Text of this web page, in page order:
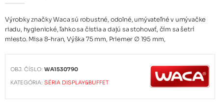
Výrobky značky Waca sú robustné, odolné, umývateľné v umývačke
riadu, hygienické, ľahko sa čistia a dajú sa stohovať, čím sa šetrí
miesto. Misa 8-hran, Výška 75 mm, Priemer ∅ 195 mm,
OBJ. ČÍSLO:WA1530790
KATEGÓRIA:SÉRIA DISPLAY&BUFFET